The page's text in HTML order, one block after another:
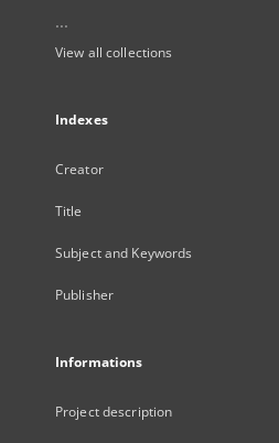
...
View all collections
Indexes
Creator
Title
Subject and Keywords
Publisher
Informations
Project description